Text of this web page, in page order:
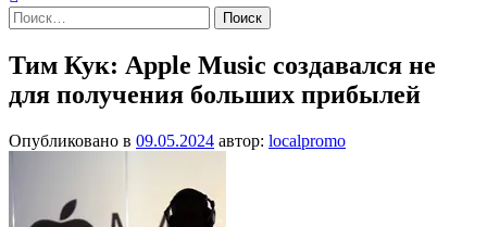
Найти:
Тим Кук: Apple Music создавался не
для получения больших прибылей
Опубликовано в 09.05.2024 автор: localpromo